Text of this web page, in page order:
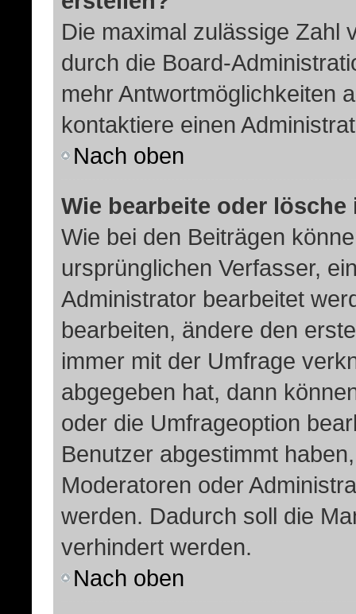
Die maximal zulässige Zahl
durch die Board-
mehr Antwortmöglichkeiten
kontaktiere einen
Nach oben
Wie bearbeite oder
Wie bei den Beiträgen
ursprünglichen Verfasser,
Administrator bearbeitet
bearbeiten, ändere den
immer mit der Umfrage
abgegeben hat, dann
oder die Umfrageoption
Benutzer abgestimmt
Moderatoren oder
werden. Dadurch soll die
verhindert werden.
Nach oben